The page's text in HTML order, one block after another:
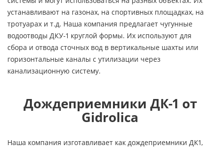
устанавливают на газонах, на спортивных площадках, на
тротуарах и т.д. Наша компания предлагает чугунные
водоотводы ДКУ-1 круглой формы. Их используют для
сбора и отвода сточных вод в вертикальные шахты или
горизонтальные каналы с утилизации через
канализационную систему.
Дождеприемники ДК-1 от
Gidrolica
Наша компания изготавливает как дождеприемники ДК1,